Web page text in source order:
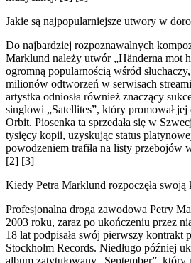
Jakie są najpopularniejsze utwory w
Do najbardziej rozpoznawalnych
Marklund należy utwór „Händerna mot
ogromną popularnością wśród
milionów odtworzeń w serwisach
artystka odniosła również znaczący
singlowi „Satellites”, który promował
Orbit. Piosenka ta sprzedała się w
tysięcy kopii, uzyskując status
powodzeniem trafiła na listy przebojów
[2] [3]
Kiedy Petra Marklund rozpoczęła swoją
Profesjonalna droga zawodowa Petry
2003 roku, zaraz po ukończeniu przez
18 lat podpisała swój pierwszy kontrakt
Stockholm Records. Niedługo później
album zatytułowany „September”,